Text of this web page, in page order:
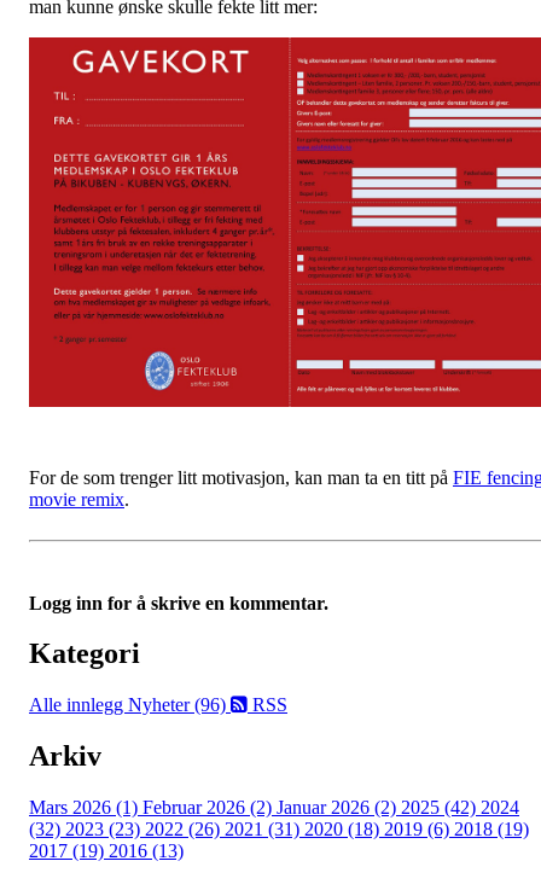
man kunne ønske skulle fekte litt mer:
For de som trenger litt motivasjon, kan man ta en titt på FIE
movie remix.
Logg inn for å skrive en kommentar.
Kategori
Alle innlegg Nyheter (96) RSS
Arkiv
Mars 2026 (1) Februar 2026 (2) Januar 2026 (2) 2025 (42) 2024
(32) 2023 (23) 2022 (26) 2021 (31) 2020 (18) 2019 (6) 2018 (19)
2017 (19) 2016 (13)